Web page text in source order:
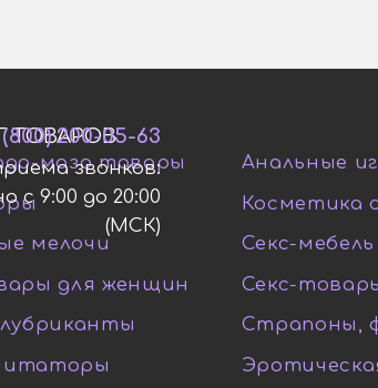
ТОВАРОВ
мазо товары
Анальные
Косметика
мелочи
Секс-мебель
для женщин
Секс-
Страпоны,
200-05-63
звонков:
с 9:00 до 20:00
(МСК)